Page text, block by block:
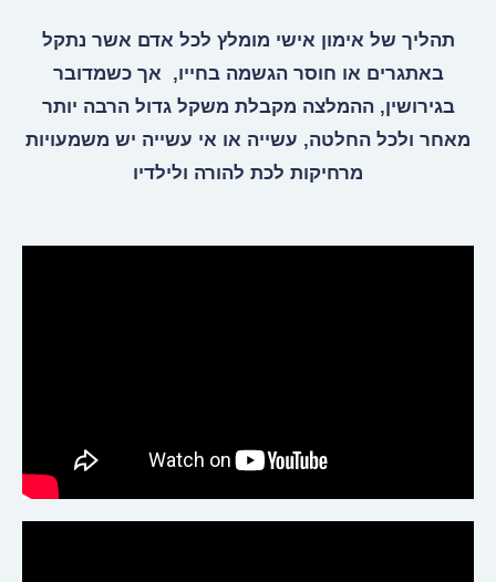
תהליך של אימון אישי מומלץ לכל אדם אשר נתקל
באתגרים או חוסר הגשמה בחייו, אך כשמדובר
בגירושין, ההמלצה מקבלת משקל גדול הרבה יותר
מאחר ולכל החלטה, עשייה או אי עשייה יש משמעויות
מרחיקות לכת להורה ולילדיו